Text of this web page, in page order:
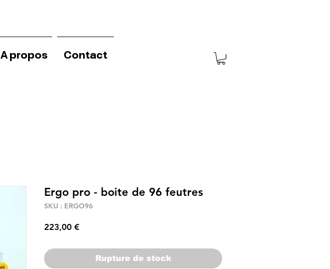
A propos Contact
Ergo pro - boite de 96 feutres
SKU : ERGO96
223,00 €Prix
Rupture de stock